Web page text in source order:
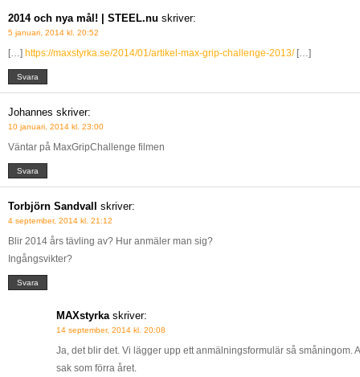
2014 och nya mål! | STEEL.nu skriver:
5 januari, 2014 kl. 20:52
[…] https://maxstyrka.se/2014/01/artikel-max-grip-challenge-2013/[…]
Svara
Johannes skriver:
10 januari, 2014 kl. 23:00
Väntar på MaxGripChallenge filmen
Svara
Torbjörn Sandvall skriver:
4 september, 2014 kl. 21:12
Blir 2014 års tävling av? Hur anmäler man sig?
Ingångsvikter?
Svara
MAXstyrka skriver:
14 september, 2014 kl. 20:08
Ja, det blir det. Vi lägger upp ett anmälningsformulär så småningom.
sak som förra året.